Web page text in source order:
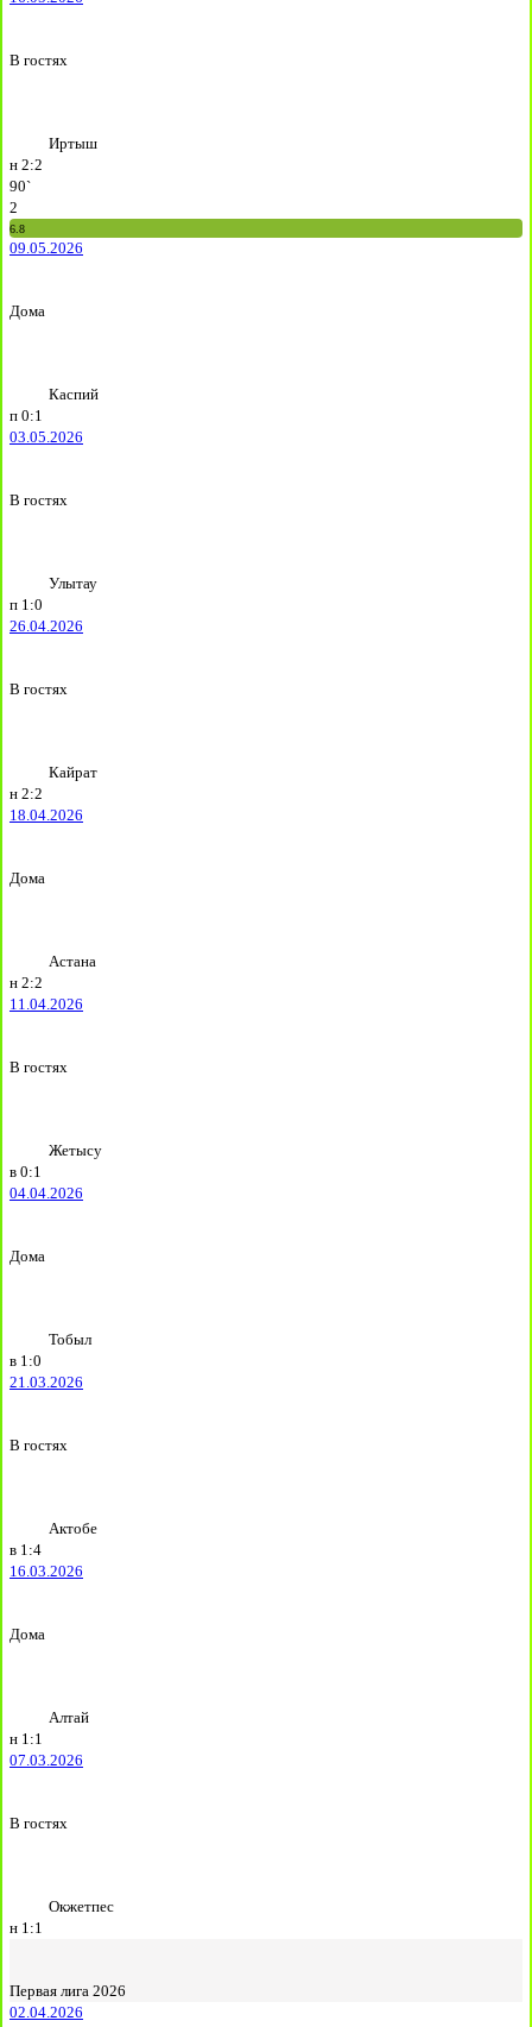
В гостях
Иртыш
н 2:2
90`
2
6.8
09.05.2026
Дома
Каспий
п 0:1
03.05.2026
В гостях
Улытау
п 1:0
26.04.2026
В гостях
Кайрат
н 2:2
18.04.2026
Дома
Астана
н 2:2
11.04.2026
В гостях
Жетысу
в 0:1
04.04.2026
Дома
Тобыл
в 1:0
21.03.2026
В гостях
Актобе
в 1:4
16.03.2026
Дома
Алтай
н 1:1
07.03.2026
В гостях
Окжетпес
н 1:1
Первая лига 2026
02.04.2026